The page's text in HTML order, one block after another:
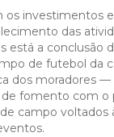
os investimentos
das
está a conclusão
de futebol da
dos moradores —
fomento com o
campo voltados